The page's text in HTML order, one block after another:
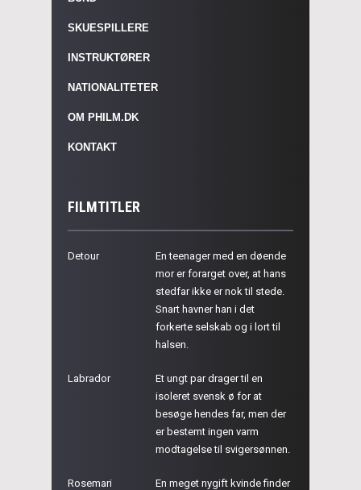
SKUESPILLERE
INSTRUKTØRER
NATIONALITETER
OM PHILM.DK
KONTAKT
FILMTITLER
Detour
En teenager med en døende
mor er forarget over, at hans
stedfar ikke er nok til stede.
Snart havner han i det
forkerte selskab og i lort til
halsen.
Labrador
Et ungt par drager til en
isoleret svensk ø for at
besøge hendes far, men der
er bestemt ingen varm
modtagelse til svigersønnen.
Rosemari
En meget nygift kvinde finder